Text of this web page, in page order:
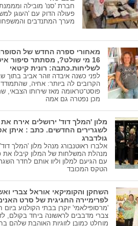
חברת 'סנו' מובילה
פעולה הדוק עם 'העוגן
מערך המתנדבים
מאחורי ספרה החדש של
16 מי שולט?, מסתתר סיפור
לשליחות.כתבה: רונית קיטאי
לפני כשנה איבדה זוהר אביב בתוך
הקרובים לה ביותר: אחיה,
פוסט־טראומה מאז שירותו הצבאי,
מכן נפטרה גם אמה
מלון 'המלך דוד' ירושלים אירח
לשגרירים החדשים. כתב : איתן
גולדברג
אלברו ראוטנבורג מנהל מלון 'המלך דוד'
מנהלת המשלחות של המלון קיבלו את
עם הגיעם למלון וליוו אותם לחדר
הטקס המכובד
השחקן והקומיקאי אוראל צברי
לפרימיירה החגיגית של סרט
צברי מדבבים לראשונה ביחד בקולם,
מוחלט כמובן לזוגיות האוהבת שלהם